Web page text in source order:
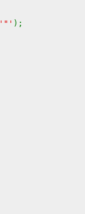
'"' );